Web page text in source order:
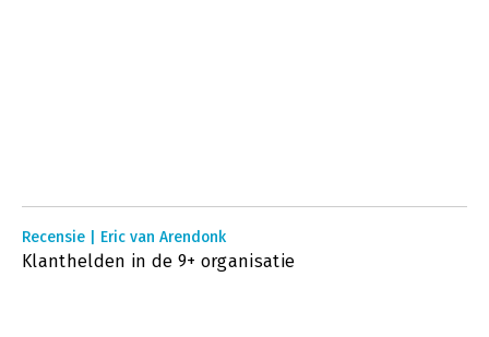
Recensie | Eric van Arendonk
Klanthelden in de 9+ organisatie